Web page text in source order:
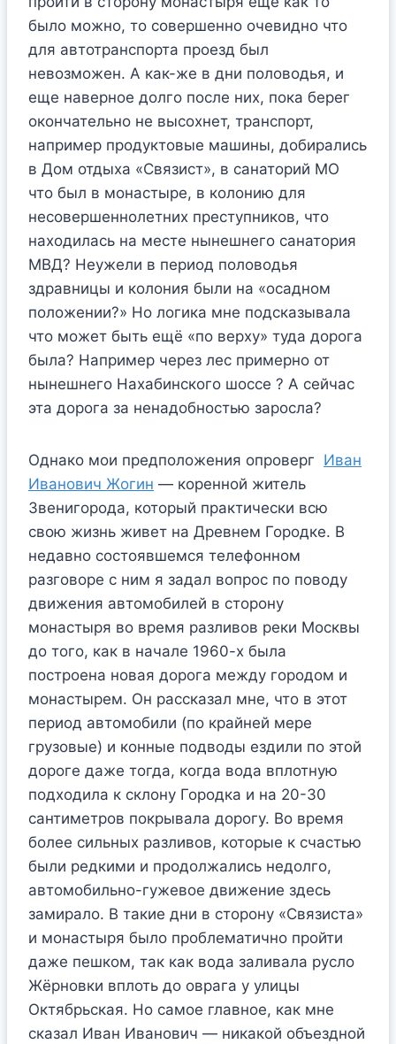
было можно, то совершенно очевидно что
для автотранспорта проезд был
невозможен. А как-же в дни половодья, и
еще наверное долго после них, пока берег
окончательно не высохнет, транспорт,
например продуктовые машины, добирались
в Дом отдыха «Связист», в санаторий МО
что был в монастыре, в колонию для
несовершеннолетних преступников, что
находилась на месте нынешнего санатория
МВД? Неужели в период половодья
здравницы и колония были на «осадном
положении?» Но логика мне подсказывала
что может быть ещё «по верху» туда дорога
была? Например через лес примерно от
нынешнего Нахабинского шоссе ? А сейчас
эта дорога за ненадобностью заросла?
Однако мои предположения опроверг Иван
Иванович Жогин — коренной житель
Звенигорода, который практически всю
свою жизнь живет на Древнем Городке. В
недавно состоявшемся телефонном
разговоре с ним я задал вопрос по поводу
движения автомобилей в сторону
монастыря во время разливов реки Москвы
до того, как в начале 1960-х была
построена новая дорога между городом и
монастырем. Он рассказал мне, что в этот
период автомобили (по крайней мере
грузовые) и конные подводы ездили по этой
дороге даже тогда, когда вода вплотную
подходила к склону Городка и на 20-30
сантиметров покрывала дорогу. Во время
более сильных разливов, которые к счастью
были редкими и продолжались недолго,
автомобильно-гужевое движение здесь
замирало. В такие дни в сторону «Связиста»
и монастыря было проблематично пройти
даже пешком, так как вода заливала русло
Жёрновки вплоть до оврага у улицы
Октябрьская. Но самое главное, как мне
сказал Иван Иванович — никакой объездной